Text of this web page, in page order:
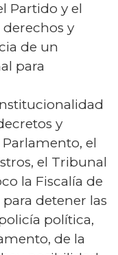
Partido y el
y
de un
para
y
el
el Tribunal
la Fiscalía de
detener las
política,
de la